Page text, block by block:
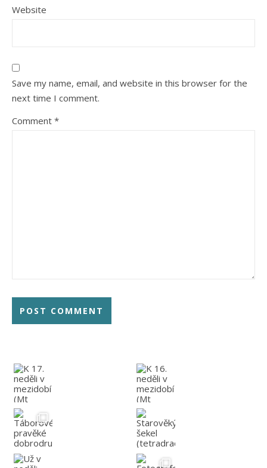
Website
Save my name, email, and website in this browser for the
next time I comment.
Comment *